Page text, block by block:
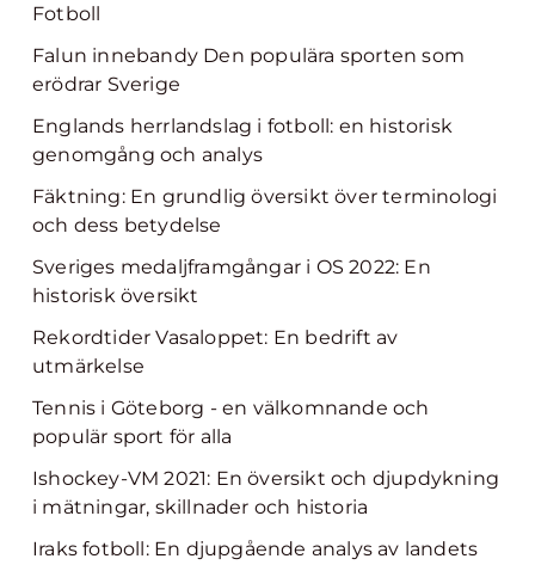
Fotboll
Falun innebandy Den populära sporten som
erödrar Sverige
Englands herrlandslag i fotboll: en historisk
genomgång och analys
Fäktning: En grundlig översikt över terminologi
och dess betydelse
Sveriges medaljframgångar i OS 2022: En
historisk översikt
Rekordtider Vasaloppet: En bedrift av
utmärkelse
Tennis i Göteborg - en välkomnande och
populär sport för alla
Ishockey-VM 2021: En översikt och djupdykning
i mätningar, skillnader och historia
Iraks fotboll: En djupgående analys av landets